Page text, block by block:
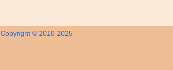
Copyright © 2010-2025